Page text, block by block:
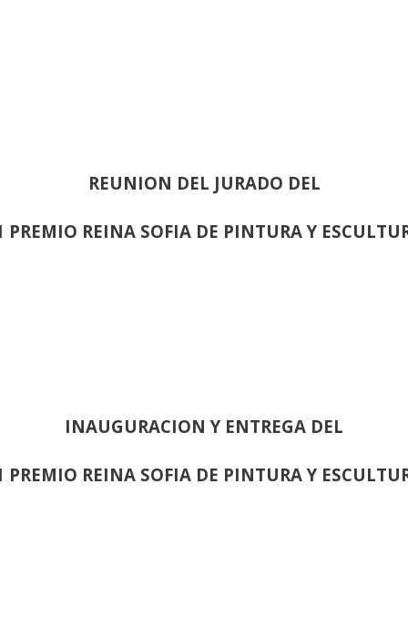
REUNION DEL JURADO DEL
PREMIO REINA SOFIA DE PINTURA Y
INAUGURACION Y ENTREGA DEL
PREMIO REINA SOFIA DE PINTURA Y